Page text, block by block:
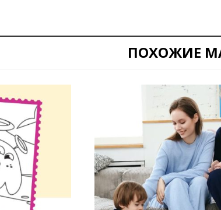
ПОХОЖИЕ